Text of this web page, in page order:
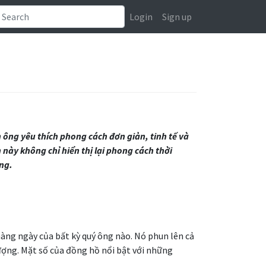
Login Sign up
yêu thích phong cách đơn giản, tinh tế và
không chỉ hiển thị lại phong cách thời
ngày của bất kỳ quý ông nào. Nó phun lên cả
Mặt số của đồng hồ nổi bật với những